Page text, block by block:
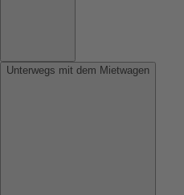
Unterwegs mit dem Mietwagen